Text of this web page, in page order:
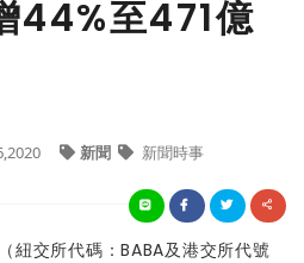
44%至471億
新聞 新聞時事
紐交所代碼：BABA及港交所代號